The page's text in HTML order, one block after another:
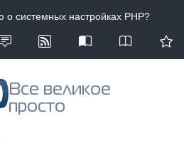
системных настройках PHP?
Все великое
просто